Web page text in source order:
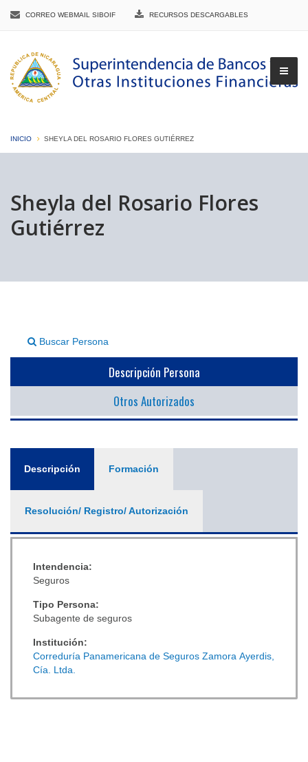
CORREO WEBMAIL SIBOIF RECURSOS DESCARGABLES
INICIO SHEYLA DEL ROSARIO FLORES GUTIÉRREZ
Sheyla del Rosario Flores
Gutiérrez
Buscar Persona
Descripción Persona
Otros Autorizados
Descripción (solapaFormación
Resolución/ Registro/ Autorización
Intendencia:
Seguros
Tipo Persona:
Subagente de seguros
Institución:
Correduría Panamericana de Seguros Zamora Ayerdis,
Cía. Ltda.